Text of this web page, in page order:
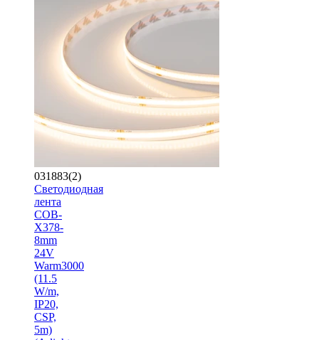
031883(2)
Светодиодная
лента
COB-
X378-
8mm
24V
Warm3000
(11.5
W/m,
IP20,
CSP,
5m)